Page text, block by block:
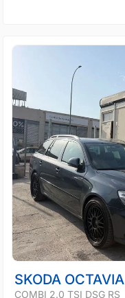
SKODA OCTAVIA
COMBI 2.0 TSI DSG RS